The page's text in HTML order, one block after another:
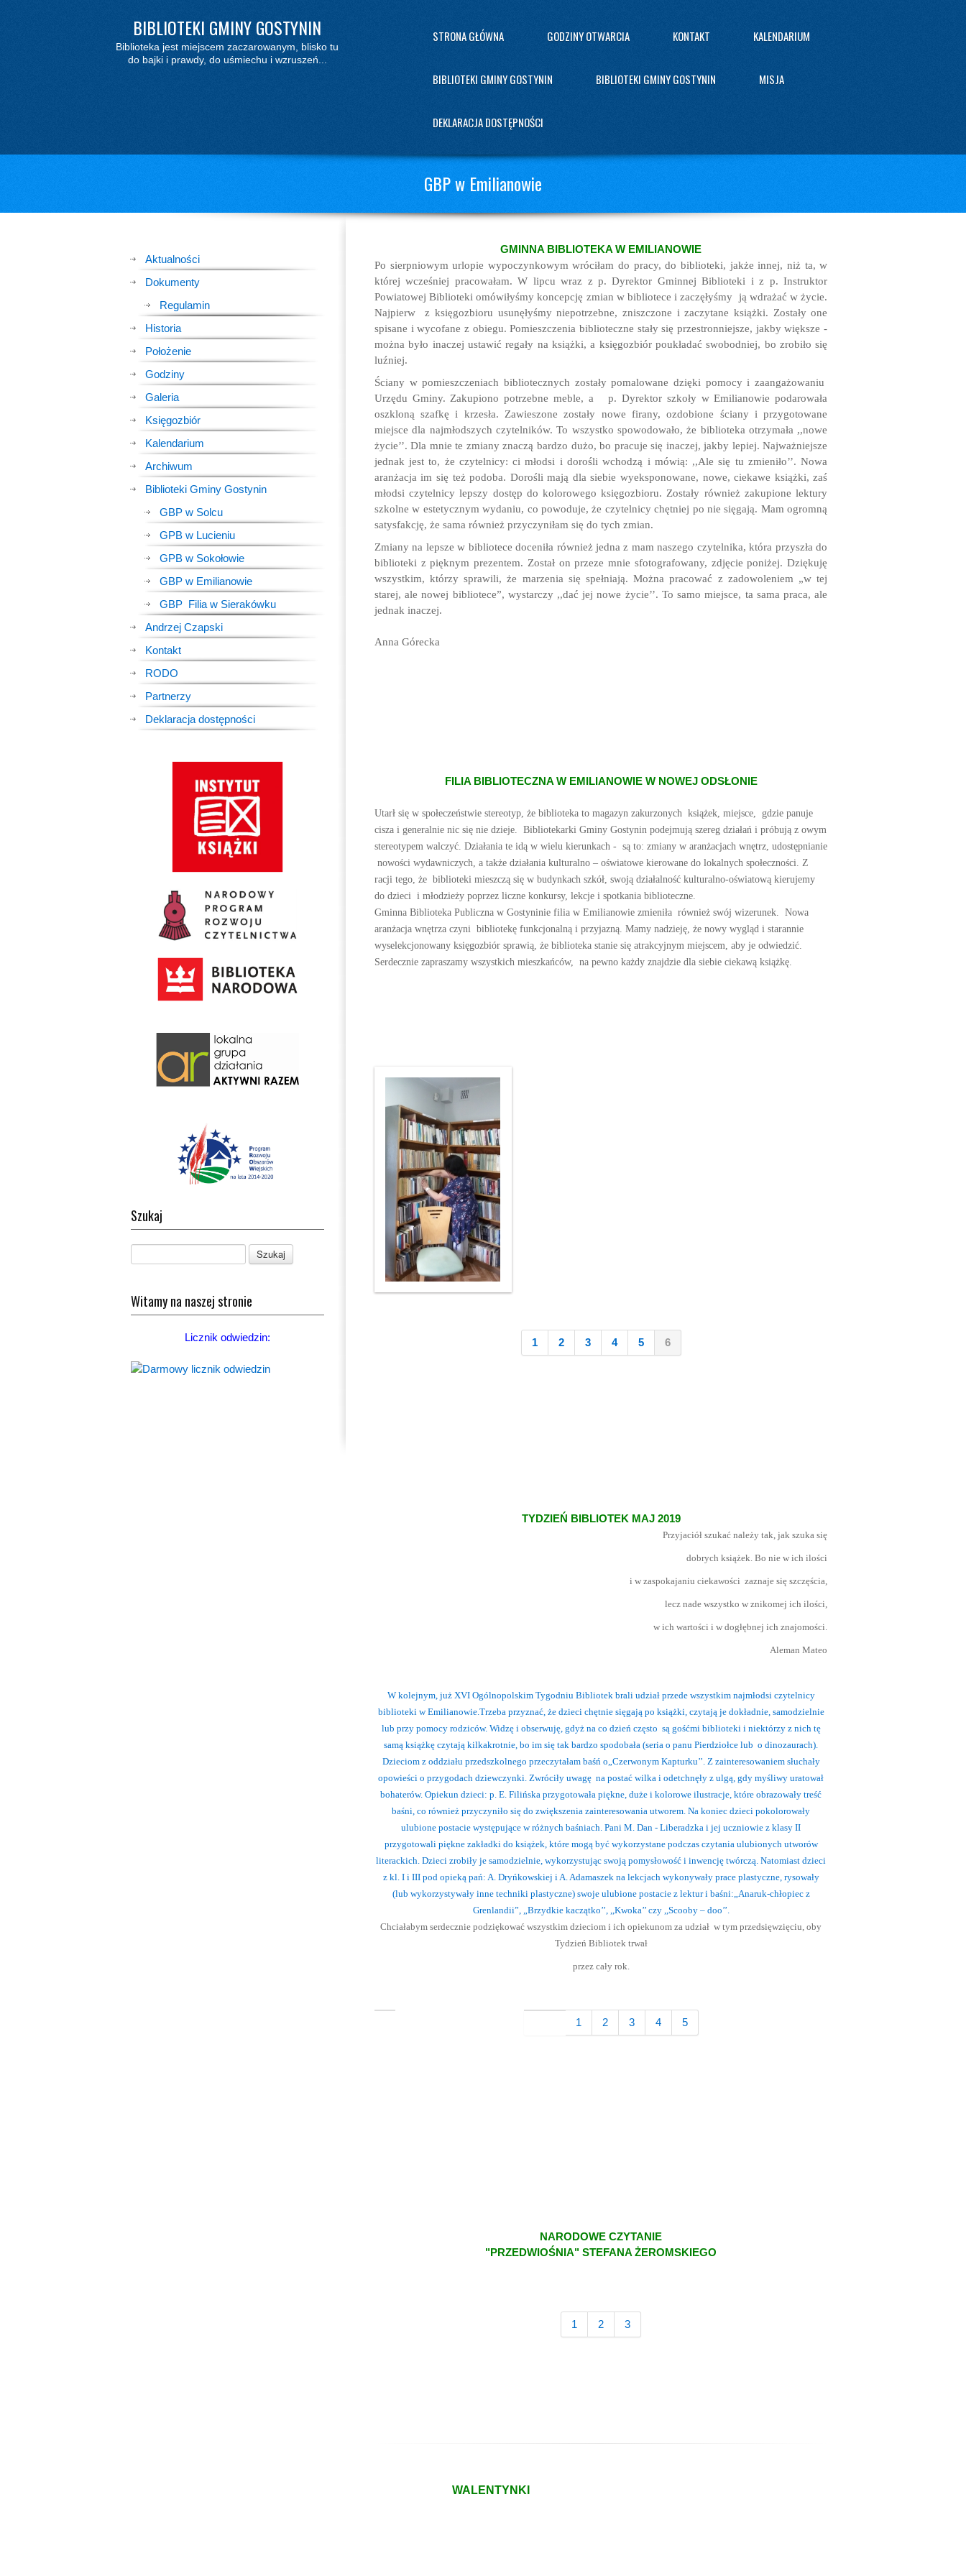
BIBLIOTEKI GMINY GOSTYNIN
Biblioteka jest miejscem zaczarowanym, blisko tu
do bajki i prawdy, do uśmiechu i wzruszeń...
STRONA GŁÓWNA GODZINY OTWARCIA KONTAKT KALENDARIUM
BIBLIOTEKI GMINY GOSTYNIN BIBLIOTEKI GMINY GOSTYNIN MISJA
DEKLARACJA DOSTĘPNOŚCI
GBP w Emilianowie
Aktualności
Dokumenty
Regulamin
Historia
Położenie
Godziny
Galeria
Księgozbiór
Kalendarium
Archiwum
Biblioteki Gminy Gostynin
GBP w Solcu
GPB w Lucieniu
GPB w Sokołowie
GBP w Emilianowie
GBP Filia w Sierakówku
Andrzej Czapski
Kontakt
RODO
Partnerzy
Deklaracja dostępności
Szukaj
Witamy na naszej stronie
Licznik odwiedzin:
GMINNA BIBLIOTEKA W EMILIANOWIE
Po sierpniowym urlopie wypoczynkowym wróciłam do pracy, do biblioteki, jakże innej, niż ta, w
której wcześniej pracowałam. W lipcu wraz z p. Dyrektor Gminnej Biblioteki i z p. Instruktor
Powiatowej Biblioteki omówiłyśmy koncepcję zmian w bibliotece i zaczęłyśmy ją wdrażać w życie.
Najpierw z księgozbioru usunęłyśmy niepotrzebne, zniszczone i zaczytane książki. Zostały one
spisane i wycofane z obiegu. Pomieszczenia biblioteczne stały się przestronniejsze, jakby większe -
można było inaczej ustawić regały na książki, a księgozbiór poukładać swobodniej, bo zrobiło się
luźniej.
Ściany w pomieszczeniach bibliotecznych zostały pomalowane dzięki pomocy i zaangażowaniu
Urzędu Gminy. Zakupiono potrzebne meble, a p. Dyrektor szkoły w Emilianowie podarowała
oszkloną szafkę i krzesła. Zawieszone zostały nowe firany, ozdobione ściany i przygotowane
miejsce dla najmłodszych czytelników. To wszystko spowodowało, że biblioteka otrzymała ,,nowe
życie’’. Dla mnie te zmiany znaczą bardzo dużo, bo pracuje się inaczej, jakby lepiej. Najważniejsze
jednak jest to, że czytelnicy: ci młodsi i dorośli wchodzą i mówią: ,,Ale się tu zmieniło’’. Nowa
aranżacja im się też podoba. Dorośli mają dla siebie wyeksponowane, nowe, ciekawe książki, zaś
młodsi czytelnicy lepszy dostęp do kolorowego księgozbioru. Zostały również zakupione lektury
szkolne w estetycznym wydaniu, co powoduje, że czytelnicy chętniej po nie sięgają. Mam ogromną
satysfakcję, że sama również przyczyniłam się do tych zmian.
Zmiany na lepsze w bibliotece doceniła również jedna z mam naszego czytelnika, która przyszła do
biblioteki z pięknym prezentem. Został on przeze mnie sfotografowany, zdjęcie poniżej. Dziękuję
wszystkim, którzy sprawili, że marzenia się spełniają. Można pracować z zadowoleniem „w tej
starej, ale nowej bibliotece”, wystarczy ,,dać jej nowe życie’’. To samo miejsce, ta sama praca, ale
jednak inaczej.
Anna Górecka
FILIA BIBLIOTECZNA W EMILIANOWIE W NOWEJ ODSŁONIE
Utarł się w społeczeństwie stereotyp, że biblioteka to magazyn zakurzonych książek, miejsce, gdzie panuje
cisza i generalnie nic się nie dzieje. Bibliotekarki Gminy Gostynin podejmują szereg działań i próbują z owym
stereotypem walczyć. Działania te idą w wielu kierunkach - są to: zmiany w aranżacjach wnętrz, udostępnianie
nowości wydawniczych, a także działania kulturalno – oświatowe kierowane do lokalnych społeczności. Z
racji tego, że biblioteki mieszczą się w budynkach szkół, swoją działalność kulturalno-oświatową kierujemy
do dzieci i młodzieży poprzez liczne konkursy, lekcje i spotkania biblioteczne.
Gminna Biblioteka Publiczna w Gostyninie filia w Emilianowie zmieniła również swój wizerunek. Nowa
aranżacja wnętrza czyni bibliotekę funkcjonalną i przyjazną. Mamy nadzieję, że nowy wygląd i starannie
wyselekcjonowany księgozbiór sprawią, że biblioteka stanie się atrakcyjnym miejscem, aby je odwiedzić.
Serdecznie zapraszamy wszystkich mieszkańców, na pewno każdy znajdzie dla siebie ciekawą książkę.
1 2 3 4 5 6
TYDZIEŃ BIBLIOTEK MAJ 2019
Przyjaciół szukać należy tak, jak szuka się
dobrych książek. Bo nie w ich ilości
i w zaspokajaniu ciekawości zaznaje się szczęścia,
lecz nade wszystko w znikomej ich ilości,
w ich wartości i w dogłębnej ich znajomości.
Aleman Mateo
W kolejnym, już XVI Ogólnopolskim Tygodniu Bibliotek brali udział przede wszystkim najmłodsi czytelnicy
biblioteki w Emilianowie.Trzeba przyznać, że dzieci chętnie sięgają po książki, czytają je dokładnie, samodzielnie
lub przy pomocy rodziców. Widzę i obserwuję, gdyż na co dzień często są gośćmi biblioteki i niektórzy z nich tę
samą książkę czytają kilkakrotnie, bo im się tak bardzo spodobała (seria o panu Pierdziołce lub o dinozaurach).
Dzieciom z oddziału przedszkolnego przeczytałam baśń o„Czerwonym Kapturku’’. Z zainteresowaniem słuchały
opowieści o przygodach dziewczynki. Zwróciły uwagę na postać wilka i odetchnęły z ulgą, gdy myśliwy uratował
bohaterów. Opiekun dzieci: p. E. Filińska przygotowała piękne, duże i kolorowe ilustracje, które obrazowały treść
baśni, co również przyczyniło się do zwiększenia zainteresowania utworem. Na koniec dzieci pokolorowały
ulubione postacie występujące w różnych baśniach.Pani M. Dan - Liberadzka i jej uczniowie z klasy II
przygotowali piękne zakładki do książek, które mogą być wykorzystane podczas czytania ulubionych utworów
literackich. Dzieci zrobiły je samodzielnie, wykorzystując swoją pomysłowość i inwencję twórczą.Natomiast dzieci
z kl. I i III pod opieką pań: A. Dryńkowskiej i A. Adamaszek na lekcjach wykonywały prace plastyczne, rysowały
(lub wykorzystywały inne techniki plastyczne) swoje ulubione postacie z lektur i baśni:„Anaruk-chłopiec z
Grenlandii”, „Brzydkie kaczątko’’, ,,Kwoka’’ czy ,,Scooby – doo’’.
Chciałabym serdecznie podziękować wszystkim dzieciom i ich opiekunom za udział w tym przedsięwzięciu, oby
Tydzień Bibliotek trwał
przez cały rok.
1 2 3 4 5
NARODOWE CZYTANIE
"PRZEDWIOŚNIA" STEFANA ŻEROMSKIEGO
1 2 3
WALENTYNKI